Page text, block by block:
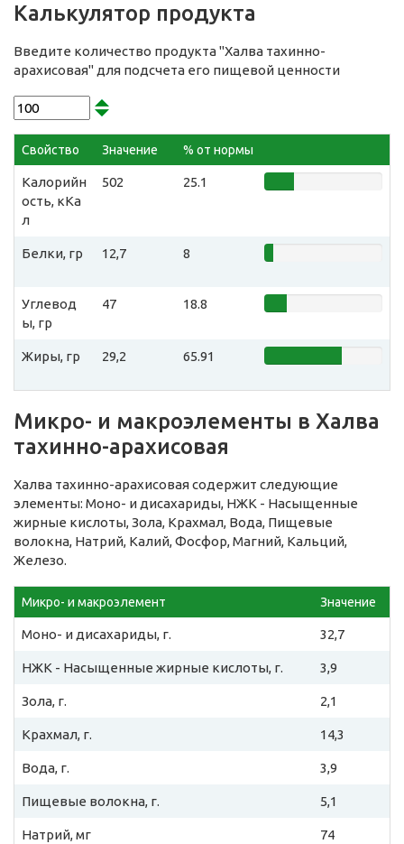
Калькулятор продукта
Введите количество продукта "Халва тахинно-
арахисовая" для подсчета его пищевой ценности
Свойство Значение % от нормы
Калорийн
ость, кКа
л
502 25.1
Белки, гр 12,7 8
Углевод
ы, гр
47 18.8
Жиры, гр 29,2 65.91
Микро- и макроэлементы в Халва
тахинно-арахисовая
Халва тахинно-арахисовая содержит следующие
элементы: Моно- и дисахариды, НЖК - Насыщенные
жирные кислоты, Зола, Крахмал, Вода, Пищевые
волокна, Натрий, Калий, Фосфор, Магний, Кальций,
Железо.
Микро- и макроэлемент Значение
Моно- и дисахариды, г. 32,7
НЖК - Насыщенные жирные кислоты, г. 3,9
Зола, г. 2,1
Крахмал, г. 14,3
Вода, г. 3,9
Пищевые волокна, г. 5,1
Натрий, мг 74